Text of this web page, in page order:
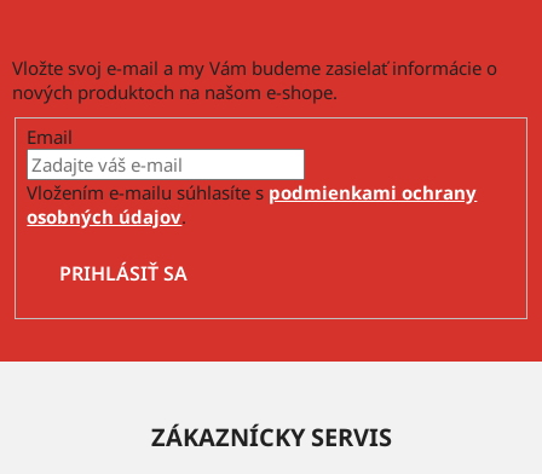
Vložte svoj e-mail a my Vám budeme zasielať informácie o
nových produktoch na našom e-shope.
Email
Vložením e-mailu súhlasíte s podmienkami ochrany
osobných údajov.
PRIHLÁSIŤ SA
ZÁKAZNÍCKY SERVIS